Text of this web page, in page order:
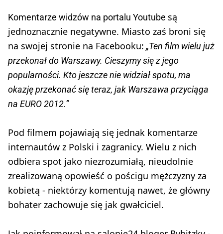
Komentarze widzów na portalu Youtube są
jednoznacznie negatywne. Miasto zaś broni się
na swojej stronie na Facebooku: „Ten film wielu już
przekonał do Warszawy. Cieszymy się z jego
popularności. Kto jeszcze nie widział spotu, ma
okazję przekonać się teraz, jak Warszawa przyciąga
na EURO 2012.”
Pod filmem pojawiają się jednak komentarze
internautów z Polski i zagranicy. Wielu z nich
odbiera spot jako niezrozumiałą, nieudolnie
zrealizowaną opowieść o pościgu mężczyzny za
kobietą - niektórzy komentują nawet, że główny
bohater zachowuje się jak gwałciciel.